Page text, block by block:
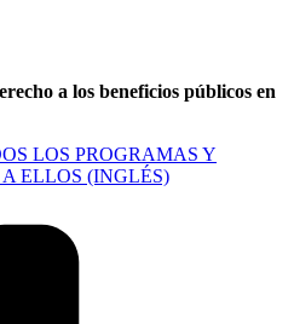
a los beneficios públicos en
LOS PROGRAMAS Y
ELLOS (INGLÉS)